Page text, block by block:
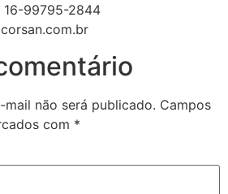
16-99795-2844
mail não será publicado. Campos
com *